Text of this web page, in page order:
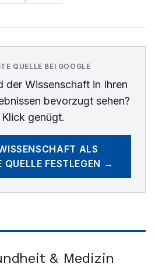
QUELLE BEI GOOGLE
der Wissenschaftin Ihren
bevorzugt sehen?
Klick genügt.
ALS
QUELLE FESTLEGEN →
& Medizin